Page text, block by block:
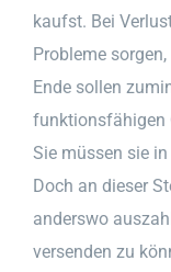
kaufst. Bei
Probleme
Ende sollen
funktionsfähigen
Sie müssen sie
Doch an dieser
anderswo
versenden zu